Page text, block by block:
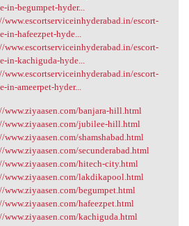
in-begumpet-hyder...
www.escortserviceinhyderabad.in/escort-
in-hafeezpet-hyde...
www.escortserviceinhyderabad.in/escort-
in-kachiguda-hyde...
www.escortserviceinhyderabad.in/escort-
in-ameerpet-hyder...
www.ziyaasen.com/banjara-hill.html
www.ziyaasen.com/jubilee-hill.html
www.ziyaasen.com/shamshabad.html
www.ziyaasen.com/secunderabad.html
www.ziyaasen.com/hitech-city.html
www.ziyaasen.com/lakdikapool.html
www.ziyaasen.com/begumpet.html
www.ziyaasen.com/hafeezpet.html
www.ziyaasen.com/kachiguda.html